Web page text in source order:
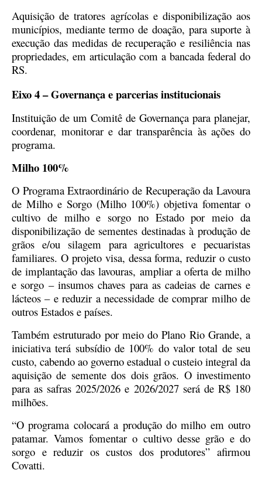
Aquisição de tratores agrícolas e disponibilização aos
municípios, mediante termo de doação, para suporte à
execução das medidas de recuperação e resiliência nas
propriedades, em articulação com a bancada federal do
RS.
Eixo 4 – Governança e parcerias institucionais
Instituição de um Comitê de Governança para planejar,
coordenar, monitorar e dar transparência às ações do
programa.
Milho 100%
O Programa Extraordinário de Recuperação da Lavoura
de Milho e Sorgo (Milho 100%) objetiva fomentar o
cultivo de milho e sorgo no Estado por meio da
disponibilização de sementes destinadas à produção de
grãos e/ou silagem para agricultores e pecuaristas
familiares. O projeto visa, dessa forma, reduzir o custo
de implantação das lavouras, ampliar a oferta de milho
e sorgo – insumos chaves para as cadeias de carnes e
lácteos – e reduzir a necessidade de comprar milho de
outros Estados e países.
Também estruturado por meio do Plano Rio Grande, a
iniciativa terá subsídio de 100% do valor total de seu
custo, cabendo ao governo estadual o custeio integral da
aquisição de semente dos dois grãos. O investimento
para as safras 2025/2026 e 2026/2027 será de R$ 180
milhões.
“O programa colocará a produção do milho em outro
patamar. Vamos fomentar o cultivo desse grão e do
sorgo e reduzir os custos dos produtores” afirmou
Covatti.